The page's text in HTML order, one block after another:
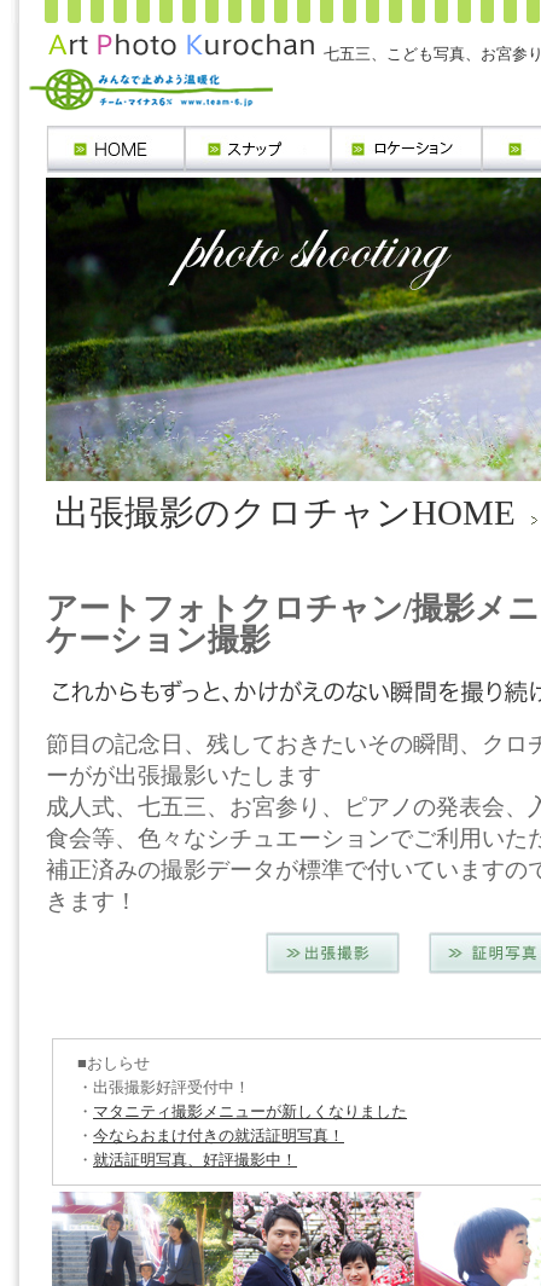
七五三、こども写真、お宮参
出張撮影のクロチャンHOME
アートフォトクロチャン/撮影メ
ケーション撮影
節目の記念日、残しておきたいその瞬間、クロ
ーがが出張撮影いたします
成人式、七五三、お宮参り、ピアノの発表会、
食会等、色々なシチュエーションでご利用いた
補正済みの撮影データが標準で付いていますの
きます！
■おしらせ
・出張撮影好評受付中！
・ マタニティ撮影メニューが新しくなりました
・ 今ならおまけ付きの就活証明写真！
・ 就活証明写真、好評撮影中！